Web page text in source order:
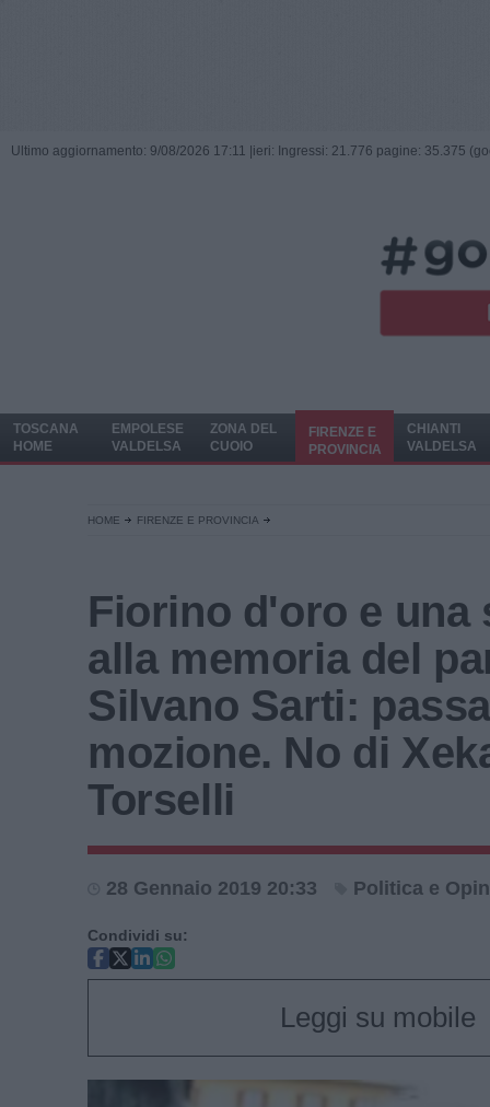
Ultimo aggiornamento: 9/08/2026 17:11 | ieri: Ingressi: 21.776 pagine: 35.375
TOSCANA
HOME
EMPOLESE
VALDELSA
ZONA DEL
CUOIO
FIRENZE E
PROVINCIA
CHIANTI
VALDELSA
HOME FIRENZE E PROVINCIA
Fiorino d'oro e una
alla memoria del
Silvano Sarti:
mozione. No di
Torselli
28 Gennaio 2019 20:33 Politica e
Condividi su:
Leggi su mobile